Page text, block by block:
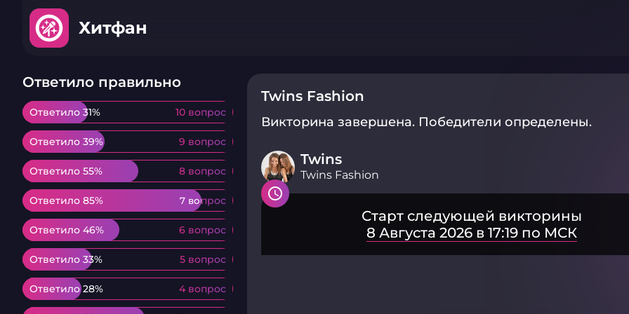
Хитфан
Ответило правильно
Ответило 31% 10 вопрос
Ответило 31% 10 вопрос
Ответило 39% 9 вопрос
Ответило 39% 9 вопрос
Ответило 55% 8 вопрос
Ответило 55% 8 вопрос
Ответило 85% 7 вопрос
Ответило 85% 7 вопрос
Ответило 46% 6 вопрос
Ответило 46% 6 вопрос
Ответило 33% 5 вопрос
Ответило 33% 5 вопрос
Ответило 28% 4 вопрос
Ответило 28% 4 вопрос
Twins Fashion
Викторина завершена. Победители определены.
Twins
Twins Fashion
Старт следующей викторины
8 Августа 2026 в 17:19 по МСК